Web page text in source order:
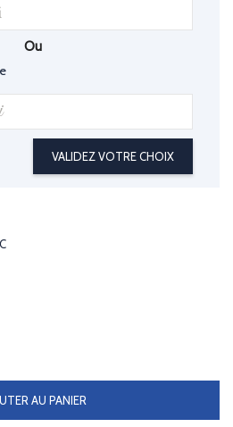
Ou
VALIDEZ VOTRE CHOIX
AU PANIER